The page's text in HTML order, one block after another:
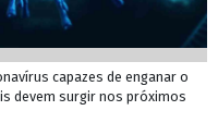
capazes de enganar o
devem surgir nos próximos